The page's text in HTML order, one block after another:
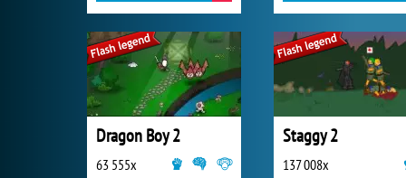
Dragon Boy 2
63 555x
Staggy 2
137 008x